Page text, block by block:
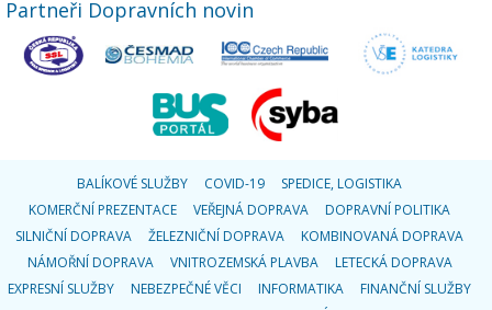
Partneři Dopravních novin
BALÍKOVÉ SLUŽBY COVID-19
SPEDICE, LOGISTIKA
KOMERČNÍ PREZENTACE
VEŘEJNÁ DOPRAVA
DOPRAVNÍ POLITIKA
SILNIČNÍ DOPRAVA
ŽELEZNIČNÍ DOPRAVA
KOMBINOVANÁ DOPRAVA
NÁMOŘNÍ DOPRAVA
VNITROZEMSKÁ PLAVBA
LETECKÁ DOPRAVA
EXPRESNÍ SLUŽBY
NEBEZPEČNÉ VĚCI INFORMATIKA
FINANČNÍ SLUŽBY